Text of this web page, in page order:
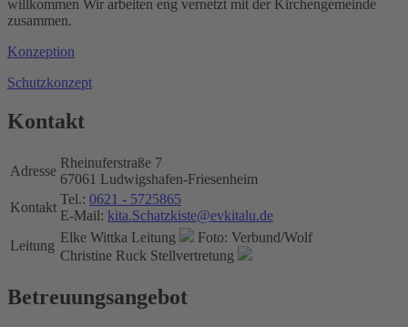
willkommen Wir arbeiten eng vernetzt mit der Kirchengemeinde
zusammen.
Konzeption
Schutzkonzept
Kontakt
Adresse
Rheinuferstraße 7
67061 Ludwigshafen-Friesenheim
Kontakt
Tel.: 0621 - 5725865
E-Mail: kita.Schatzkiste@evkitalu.de
Leitung
Elke Wittka Leitung
Foto: Verbund/Wolf
Christine Ruck Stellvertretung
Betreuungsangebot